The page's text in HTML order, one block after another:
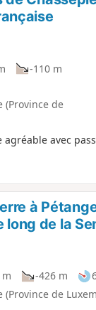
observer des
romains.
-110 m
(Province de
avec
à
long de la
m -426 m
(Province de